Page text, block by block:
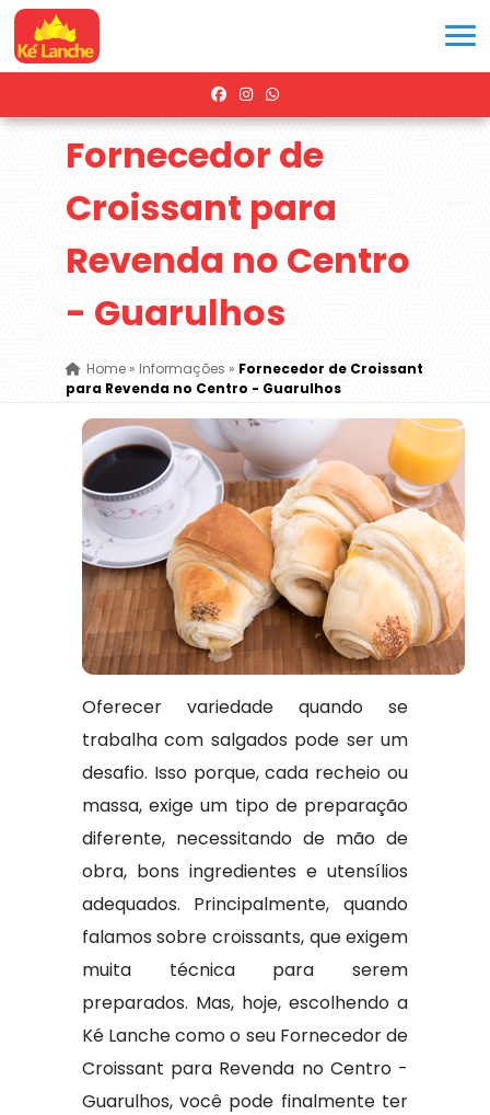
Fornecedor de
Croissant para
Revenda no Centro
- Guarulhos
Home» Informações » Fornecedor de Croissant
para Revenda no Centro - Guarulhos
Oferecer variedade quando se
trabalha com salgados pode ser um
desafio. Isso porque, cada recheio ou
massa, exige um tipo de preparação
diferente, necessitando de mão de
obra, bons ingredientes e utensílios
adequados. Principalmente, quando
falamos sobre croissants, que exigem
muita técnica para serem
preparados. Mas, hoje, escolhendo a
Ké Lanche como o seu Fornecedor de
Croissant para Revenda no Centro -
Guarulhos, você pode finalmente ter